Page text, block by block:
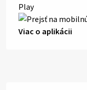
Viac o aplikácii